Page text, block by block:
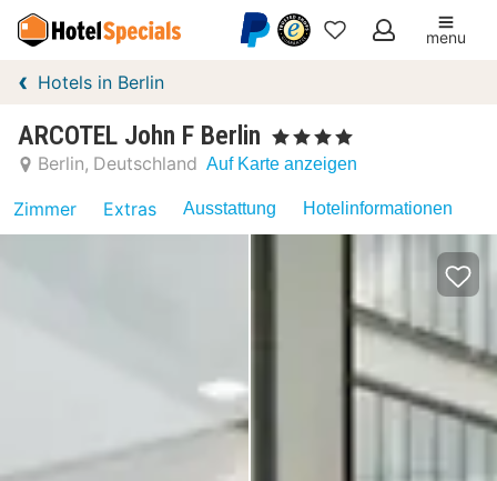
Meine
menu
Hotels in Berlin
ARCOTEL John F Berlin , 4 Sterne
Berlin Deutschland Auf Karte anzeigen
Zimmer Extras Ausstattung Hotelinformationen